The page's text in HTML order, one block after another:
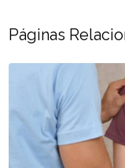
Páginas